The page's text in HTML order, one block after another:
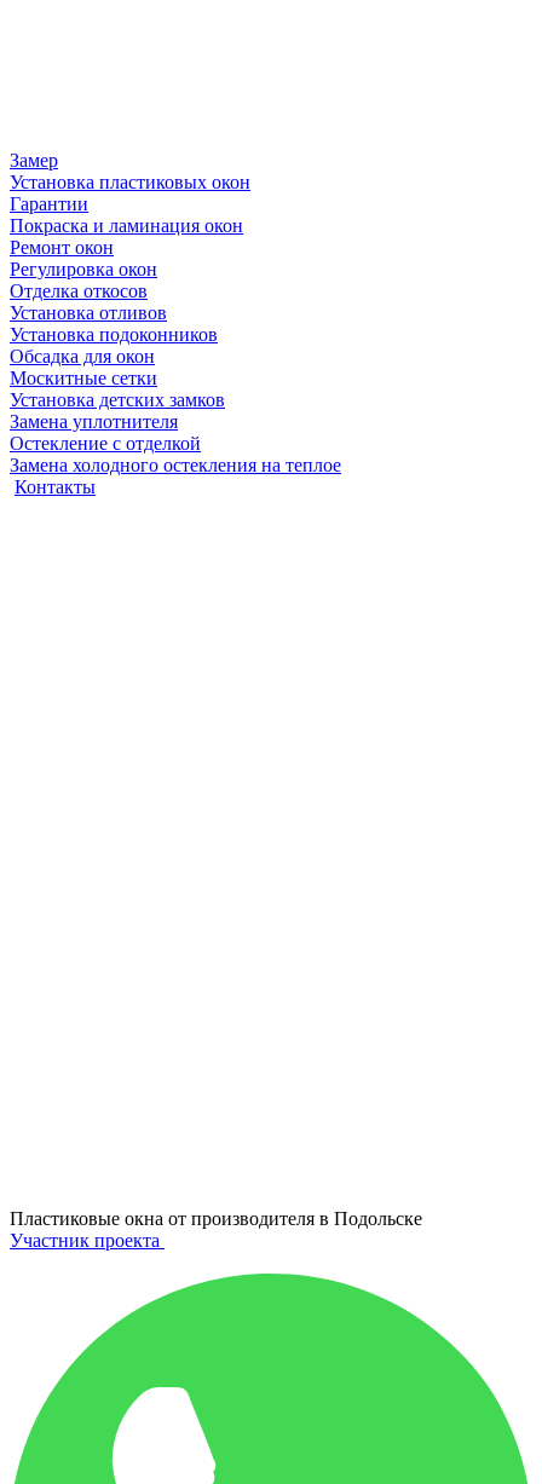
Замер
Установка пластиковых окон
Гарантии
Покраска и ламинация окон
Ремонт окон
Регулировка окон
Отделка откосов
Установка отливов
Установка подоконников
Обсадка для окон
Москитные сетки
Установка детских замков
Замена уплотнителя
Остекление с отделкой
Замена холодного остекления на теплое
Контакты
Пластиковые окна от производителя в Подольске
Участник проекта